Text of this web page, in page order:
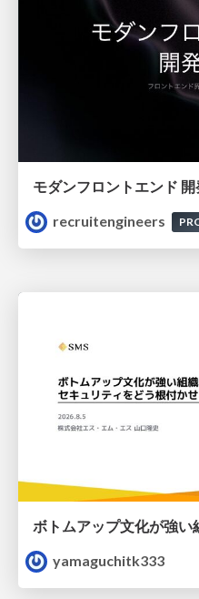
モダンフロントエンド
recruitengineers
yamaguchitk333